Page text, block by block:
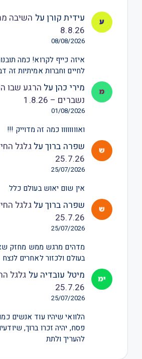
עידית קורן על השיבה
8.8.26
08/08/2026
איזה כייף לקרוא! כמה
לחיים וחברות אמיתיות זה
מירי כהןעל הרגע שבו
נשברים – 1.8.26
01/08/2026
ואוווווווו כמה זה מדוייק !!!
שפרה ברוךעלגלגל
25.7.26
25/07/2026
אין שום יאוש בעולם כלל
שפרה ברוךעלגלגל
25.7.26
25/07/2026
מדהים מרגש ממש מחזק
בעולם ולכזור לאחרים לנצח
מיטל עובדיה על גלגל
25.7.26
25/07/2026
הלוואי שיהיו עוד אנשים
פסח, יהיה זכרו ברוך,
להעריך ולתת